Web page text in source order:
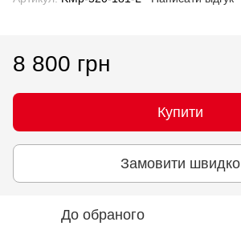
8 800 грн
Купити
Замовити швидко
До обраного